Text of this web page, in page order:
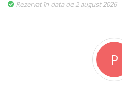
Rezervat în data de 2 august 2026
P